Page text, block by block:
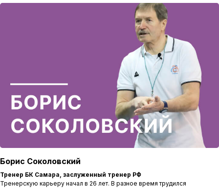
Борис Соколовский
Тренер БК Самара, заслуженный тренер РФ
Тренерскую карьеру начал в 26 лет. В разное время трудился